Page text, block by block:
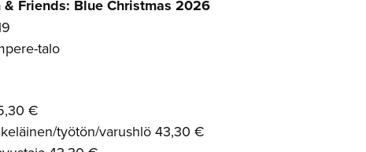
& Friends: Blue Christmas 2026
talo
€
työtön/varushlö 43,30 €